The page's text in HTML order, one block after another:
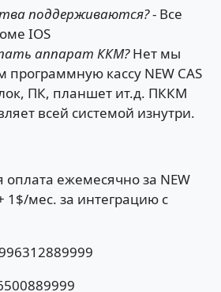
поддерживаются?- Все
IOS
аппарат ККМ?Нет мы
программную кассу NEW CAS
ПК, планшет ит.д. ПККМ
всей системой изнутри.
оплата ежемесячно за NEW
1$/мес. за интеграцию с